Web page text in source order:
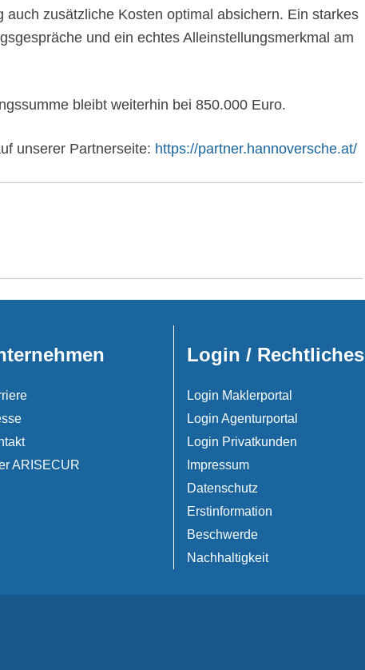
auch zusätzliche Kosten optimal absichern. Ein starkes
und ein echtes Alleinstellungsmerkmal am
bleibt weiterhin bei 850.000 Euro.
unserer Partnerseite: https://partner.hannoversche.at/
ARISECUR
Login / Rechtliches
Login Maklerportal
Login Agenturportal
Login Privatkunden
Impressum
Datenschutz
Erstinformation
Beschwerde
Nachhaltigkeit